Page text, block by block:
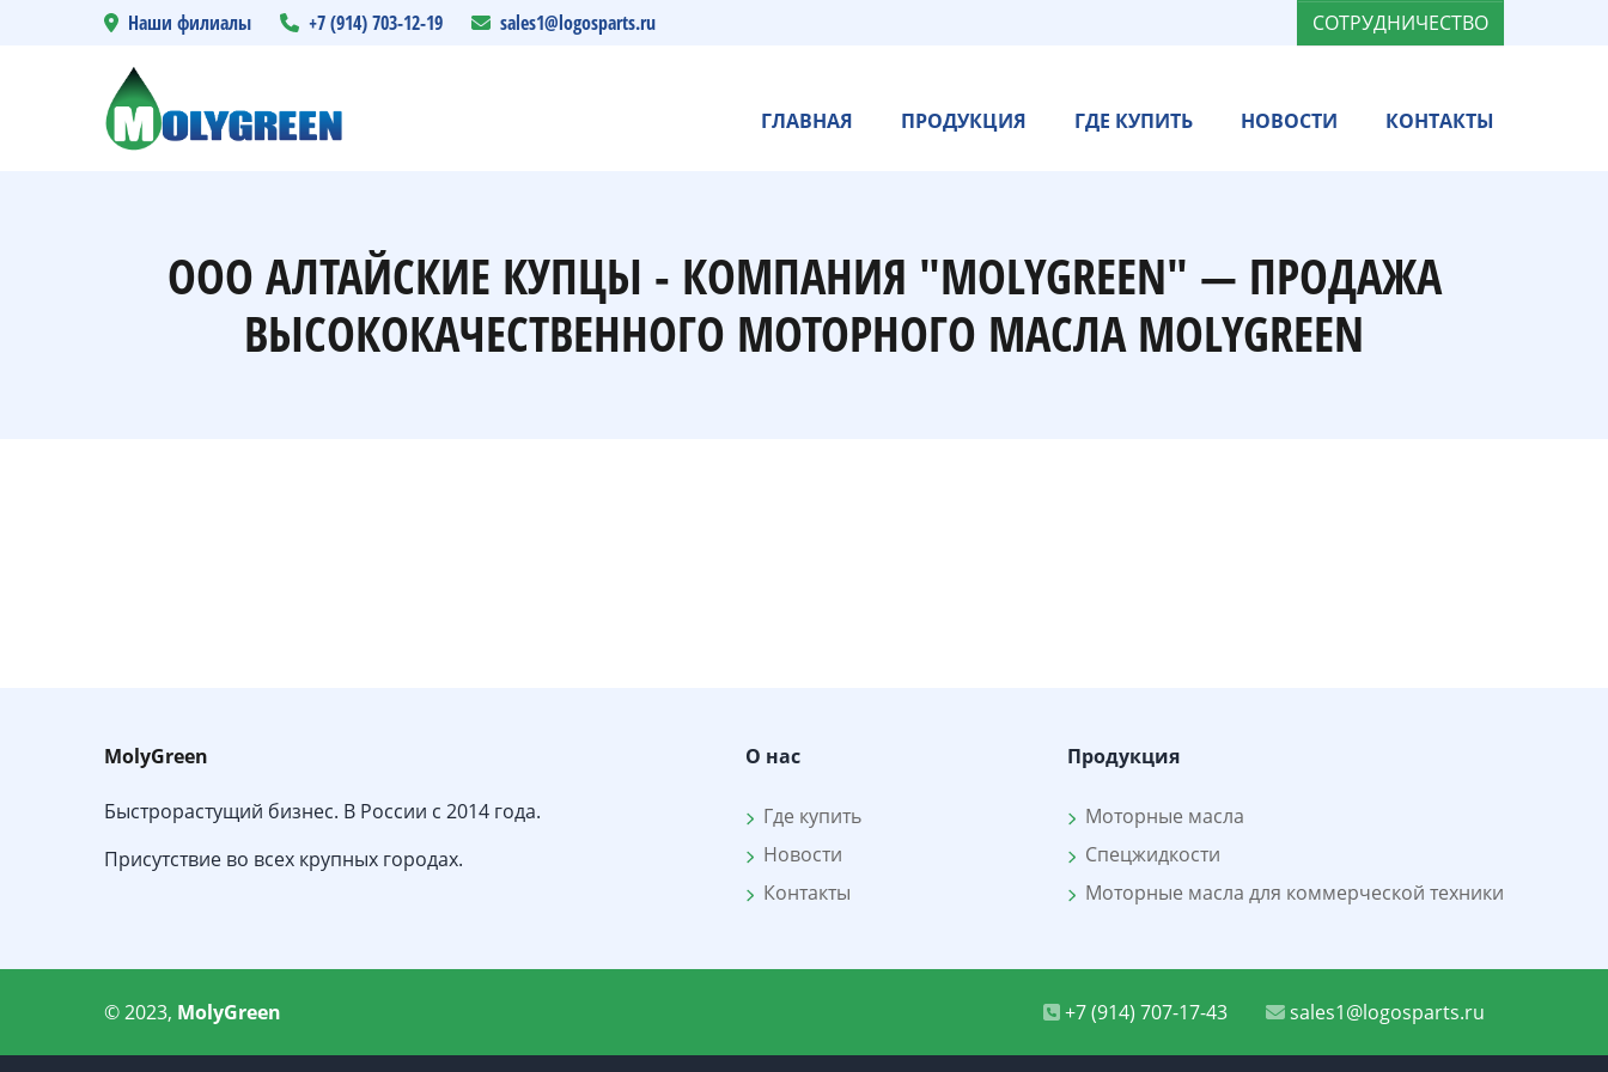
ГЛАВНАЯ ПРОДУКЦИЯ ГДЕ КУПИТЬ НОВОСТИ КОНТАКТЫ
Наши филиалы +7 (914) 703-12-19 sales1@logosparts.ru СОТРУДНИЧЕСТВО
ООО АЛТАЙСКИЕ КУПЦЫ - КОМПАНИЯ "MOLYGREEN" — ПРОДАЖА
ВЫСОКОКАЧЕСТВЕННОГО МОТОРНОГО МАСЛА MOLYGREEN
MolyGreen
Быстрорастущий бизнес. В России с 2014 года.
Присутствие во всех крупных городах.
О нас
Где купить
Новости
Контакты
Продукция
Моторные масла
Спецжидкости
Моторные масла для коммерческой техники
© 2023, MolyGreen +7 (914) 707-17-43 sales1@logosparts.ru